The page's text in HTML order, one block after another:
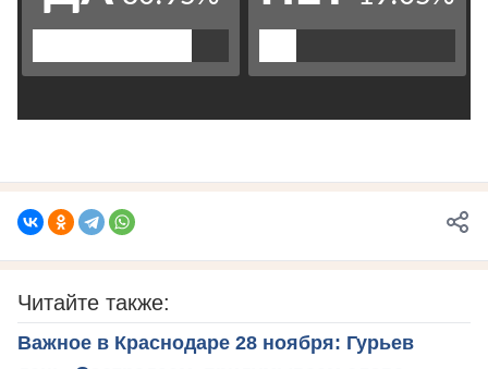
Читайте также:
Важное в Краснодаре 28 ноября: Гурьев